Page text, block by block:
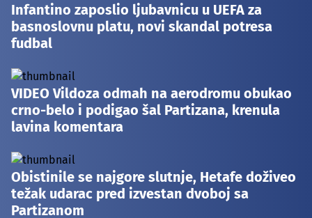
Infantino zaposlio ljubavnicu u UEFA za
basnoslovnu platu, novi skandal potresa
fudbal
VIDEO Vildoza odmah na aerodromu obukao
crno-belo i podigao šal Partizana, krenula
lavina komentara
Obistinile se najgore slutnje, Hetafe doživeo
težak udarac pred izvestan dvoboj sa
Partizanom